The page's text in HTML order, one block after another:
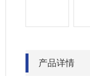
产品详情